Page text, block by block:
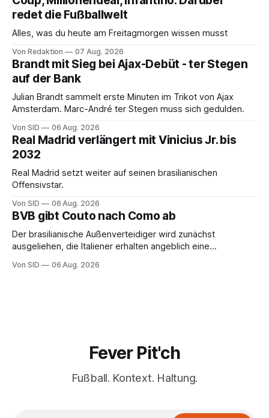
redet die Fußballwelt
Alles, was du heute am Freitagmorgen wissen musst
Von Redaktion 07 Aug. 2026
Brandt mit Sieg bei Ajax-Debüt - ter Stegen
auf der Bank
Julian Brandt sammelt erste Minuten im Trikot von Ajax
Amsterdam. Marc-André ter Stegen muss sich gedulden.
Von SID 06 Aug. 2026
Real Madrid verlängert mit Vinicius Jr. bis
2032
Real Madrid setzt weiter auf seinen brasilianischen
Offensivstar.
Von SID 06 Aug. 2026
BVB gibt Couto nach Como ab
Der brasilianische Außenverteidiger wird zunächst
ausgeliehen, die Italiener erhalten angeblich eine
Von SID 06 Aug. 2026
Fever Pit'ch
Fußball. Kontext. Haltung.